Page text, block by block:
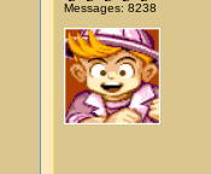
Messages: 8238